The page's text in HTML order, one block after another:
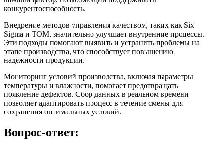
конкурентоспособность.
Внедрение методов управления качеством, таких как Six
Sigma и TQM, значительно улучшает внутренние процессы.
Эти подходы помогают выявить и устранить проблемы на
этапе производства, что способствует повышению
надежности продукции.
Мониторинг условий производства, включая параметры
температуры и влажности, помогает предотвращать
появление дефектов. Сбор данных в реальном времени
позволяет адаптировать процесс в течение смены для
сохранения оптимальных условий.
Вопрос-ответ: